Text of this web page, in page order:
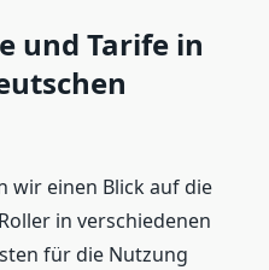
und Tarife in
wir einen Blick auf die
in verschiedenen
für die Nutzung